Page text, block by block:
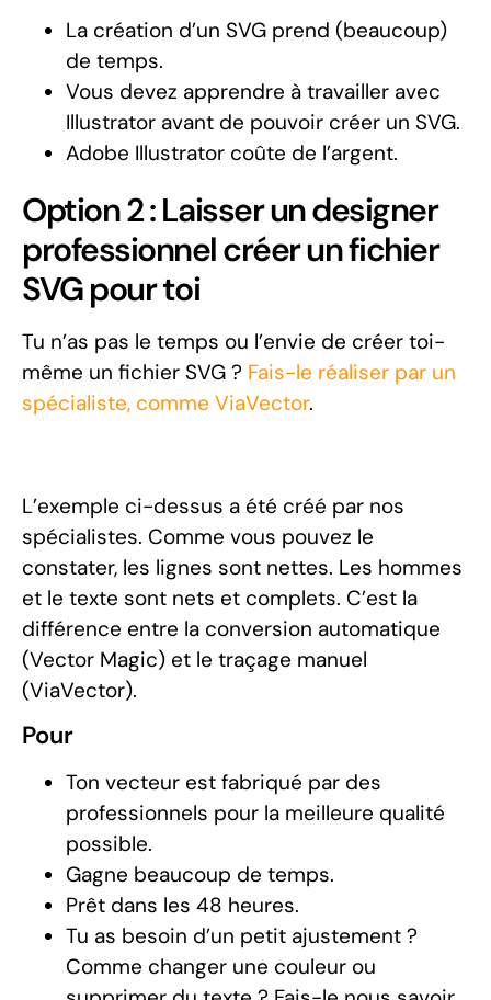
La création d’un SVG prend (beaucoup)
de temps.
Vous devez apprendre à travailler avec
Illustrator avant de pouvoir créer un SVG.
Adobe Illustrator coûte de l’argent.
Option 2 : Laisser un designer
professionnel créer un fichier
SVG pour toi
Tu n’as pas le temps ou l’envie de créer toi-
même un fichier SVG ? Fais-le réaliser par un
spécialiste, comme ViaVector.
L’exemple ci-dessus a été créé par nos
spécialistes. Comme vous pouvez le
constater, les lignes sont nettes. Les hommes
et le texte sont nets et complets. C’est la
différence entre la conversion automatique
(Vector Magic) et le traçage manuel
(ViaVector).
Pour
Ton vecteur est fabriqué par des
professionnels pour la meilleure qualité
possible.
Gagne beaucoup de temps.
Prêt dans les 48 heures.
Tu as besoin d’un petit ajustement ?
Comme changer une couleur ou